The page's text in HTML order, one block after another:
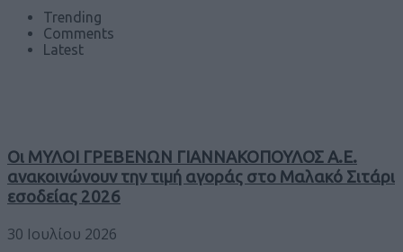
Trending
Comments
Latest
Οι ΜΥΛΟΙ ΓΡΕΒΕΝΩΝ ΓΙΑΝΝΑΚΟΠΟΥΛΟΣ Α.Ε.
ανακοινώνουν την τιμή αγοράς στο Μαλακό Σιτάρι
εσοδείας 2026
30 Ιουλίου 2026